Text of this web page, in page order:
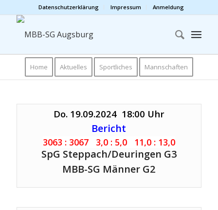
Datenschutzerklärung Impressum Anmeldung
Home Aktuelles Sportliches Mannschaften
Do. 19.09.2024 18:00 Uhr
Bericht
3063 : 3067 3,0 : 5,0 11,0 : 13,0
SpG Steppach/Deuringen G3
MBB-SG Männer G2